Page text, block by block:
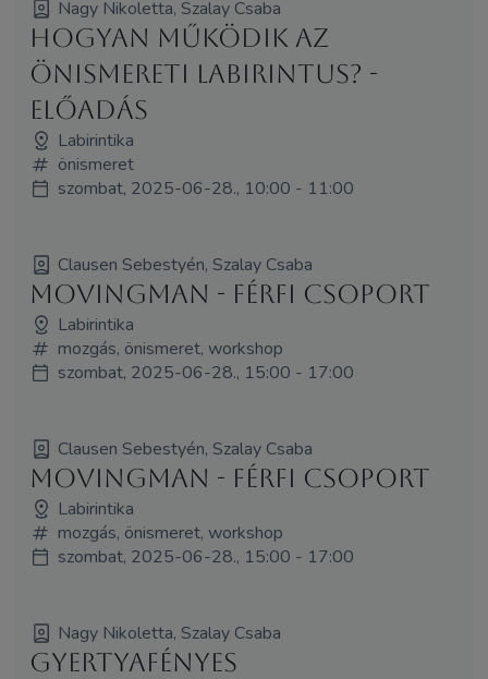
Nagy Nikoletta, Szalay Csaba
Hogyan működik az
önismereti labirintus? -
ELŐADÁS
Labirintika
önismeret
szombat, 2025-06-28., 10:00 - 11:00
Clausen Sebestyén, Szalay Csaba
MovingMan - férfi csoport
Labirintika
mozgás, önismeret, workshop
szombat, 2025-06-28., 15:00 - 17:00
Clausen Sebestyén, Szalay Csaba
MovingMan - férfi csoport
Labirintika
mozgás, önismeret, workshop
szombat, 2025-06-28., 15:00 - 17:00
Nagy Nikoletta, Szalay Csaba
Gyertyafényes